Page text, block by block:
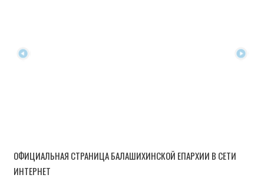
ОФИЦИАЛЬНАЯ СТРАНИЦА БАЛАШИХИНСКОЙ ЕПАРХИИ В СЕТИ
ИНТЕРНЕТ